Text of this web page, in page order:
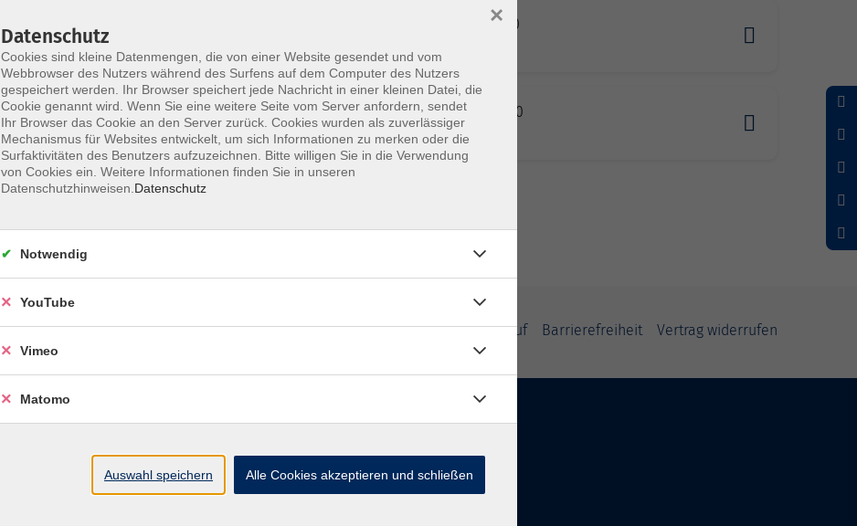
Fr. 12.06.2026 10:00
Mi. 01.07.2026 18:00
Markkleeberg
Impressum Datenschutzerklärung AGB und Widerruf Barrierefreiheit Vertrag widerrufen
Datenschutz
Cookies sind kleine Datenmengen, die von einer Website gesendet und vom
Webbrowser des Nutzers während des Surfens auf dem Computer des Nutzers
gespeichert werden. Ihr Browser speichert jede Nachricht in einer kleinen Datei, die
Cookie genannt wird. Wenn Sie eine weitere Seite vom Server anfordern, sendet
Ihr Browser das Cookie an den Server zurück. Cookies wurden als zuverlässiger
Mechanismus für Websites entwickelt, um sich Informationen zu merken oder die
Surfaktivitäten des Benutzers aufzuzeichnen. Bitte willigen Sie in die Verwendung
von Cookies ein. Weitere Informationen finden Sie in unseren
Datenschutzhinweisen. Datenschutz
×
Notwendig
YouTube
Vimeo
Matomo
Auswahl speichern Alle Cookies akzeptieren und schließen